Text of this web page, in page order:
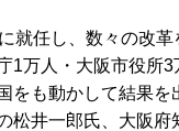
就任し、数々の改革
1万人・大阪市役所
をも動かして結果を
松井一郎氏、大阪府